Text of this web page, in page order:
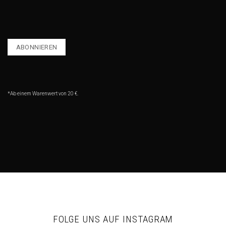
*Ab einem Warenwert von 20 €.
FOLGE UNS AUF INSTAGRAM